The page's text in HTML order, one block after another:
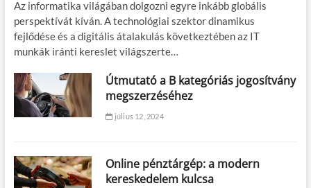
Az informatika világában dolgozni egyre inkább globális
perspektívát kíván. A technológiai szektor dinamikus
fejlődése és a digitális átalakulás következtében az IT
munkák iránti kereslet világszerte…
Útmutató a B kategóriás jogosítvány
megszerzéséhez
július 12, 2024
Online pénztárgép: a modern
kereskedelem kulcsa